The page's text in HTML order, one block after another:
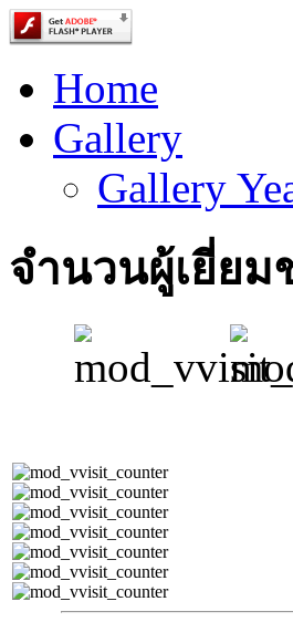
Home
Gallery
Gallery
จำนวนผู้เยี่ยม